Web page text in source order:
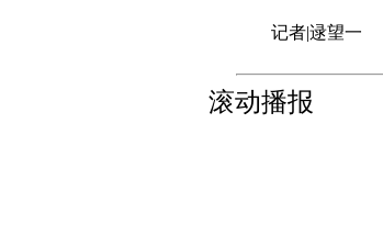
记者|逯望一
滚动播报